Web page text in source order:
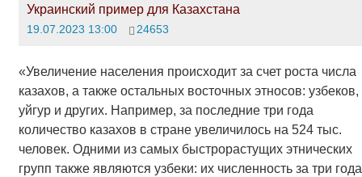
Украинский пример для Казахстана
19.07.2023 13:00 24653
«Увеличение населения происходит за счет роста числа
казахов, а также остальных восточных этносов: узбеков,
уйгур и других. Например, за последние три года
количество казахов в стране увеличилось на 524 тыс.
человек. Одними из самых быстрорастущих этнических
групп также являются узбеки: их численность за три года